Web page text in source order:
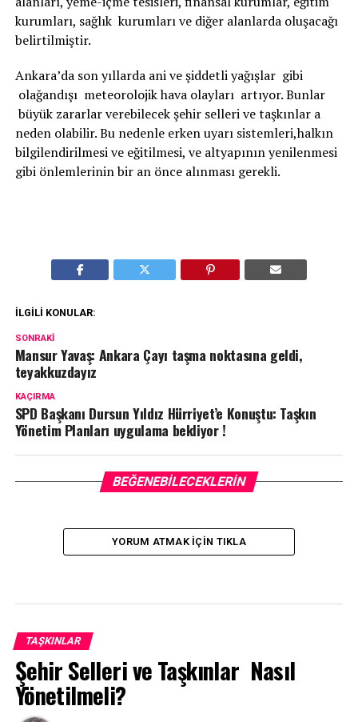
kurumları, sağlık kurumları ve diğer alanlarda oluşacağı
belirtilmiştir.
Ankara’da son yıllarda ani ve şiddetli yağışlar gibi
olağandışı meteorolojik hava olayları artıyor. Bunlar
büyük zararlar verebilecek şehir selleri ve taşkınlar a
neden olabilir. Bu nedenle erken uyarı sistemleri,halkın
bilgilendirilmesi ve eğitilmesi, ve altyapının yenilenmesi
gibi önlemlerinin bir an önce alınması gerekli.
İLGILI KONULAR:
SONRAKI
Mansur Yavaş: Ankara Çayı taşma noktasına geldi,
teyakkuzdayız
KAÇIRMA
SPD Başkanı Dursun Yıldız Hürriyet’e Konuştu: Taşkın
Yönetim Planları uygulama bekliyor !
BEĞENEBILECEKLERIN
YORUM ATMAK IÇIN TIKLA
TAŞKINLAR
Şehir Selleri ve Taşkınlar Nasıl
Yönetilmeli?